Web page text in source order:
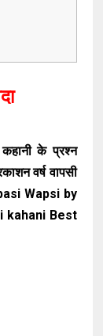
कहानी के प्रश्न
वर्ष वापसी
Wapsi by
kahani Best